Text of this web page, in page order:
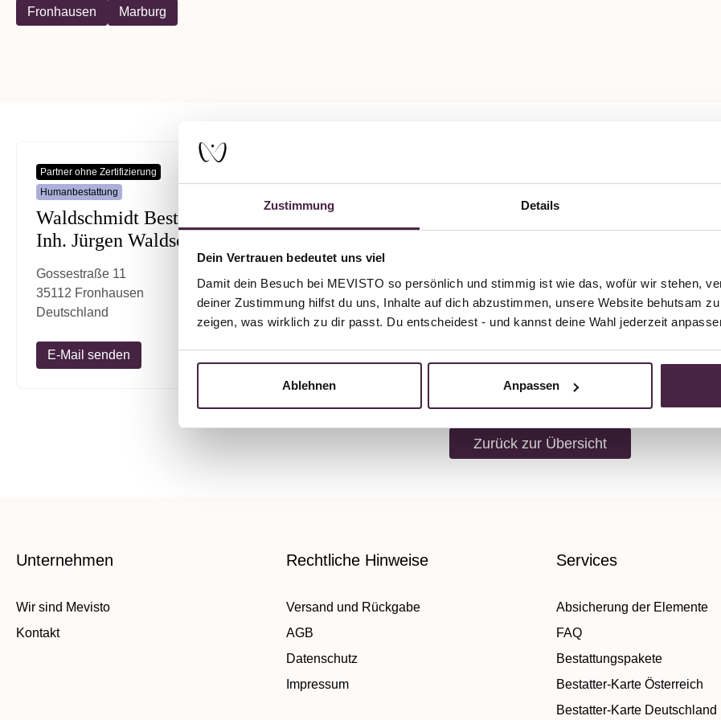
Zustimmung Details
Dein Vertrauen bedeutet uns viel
Damit dein Besuch bei MEVISTO so persönlich und stimmig ist wie das, wofür wir stehen,
deiner Zustimmung hilfst du uns, Inhalte auf dich abzustimmen, unsere Website behutsam
zeigen, was wirklich zu dir passt. Du entscheidest - und kannst deine Wahl jederzeit
Ablehnen Anpassen
Fronhausen Marburg
Partner ohne Zertifizierung
Humanbestattung
Waldschmidt Bestattung
Inh. Jürgen Waldschmidt
Gossestraße 11
35112 Fronhausen
Deutschland
E-Mail senden
Greif Bestattungen
Am Krappen 8A
Deutschland
E-Mail senden
Zurück zur Übersicht
Unternehmen
Wir sind Mevisto
Kontakt
Rechtliche Hinweise
Versand und Rückgabe
AGB
Datenschutz
Impressum
Services
Absicherung der Elemente
FAQ
Bestattungspakete
Bestatter-Karte Österreich
Bestatter-Karte Deutschland